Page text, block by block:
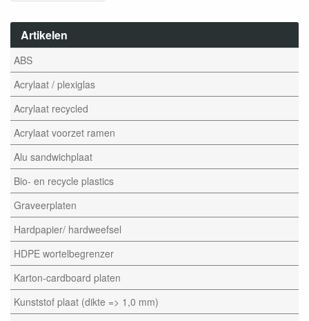
Artikelen
ABS
Acrylaat / plexiglas
Acrylaat recycled
Acrylaat voorzet ramen
Alu sandwichplaat
Bio- en recycle plastics
Graveerplaten
Hardpapier/ hardweefsel
HDPE wortelbegrenzer
Karton-cardboard platen
Kunststof plaat (dikte => 1,0 mm)